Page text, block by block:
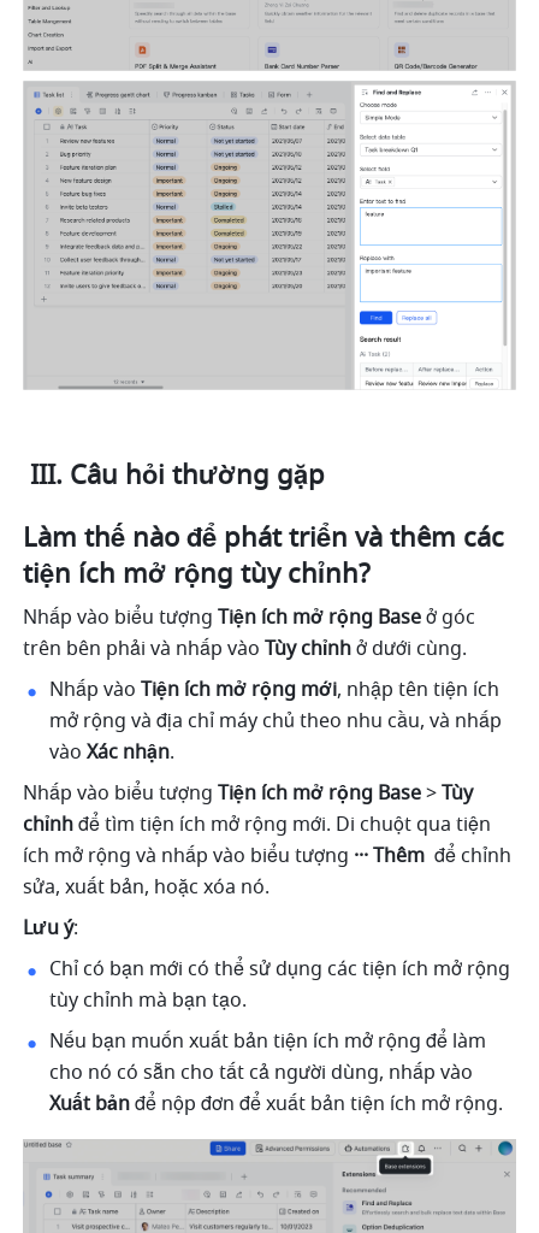
III. Câu hỏi thường gặp
Làm thế nào để phát triển và thêm các
tiện ích mở rộng tùy chỉnh?
Nhấp vào biểu tượng Tiện ích mở rộng Base ở góc
trên bên phải và nhấp vào Tùy chỉnh ở dưới cùng.
Nhấp vào Tiện ích mở rộng mới, nhập tên tiện ích
mở rộng và địa chỉ máy chủ theo nhu cầu, và nhấp
vào Xác nhận.
Nhấp vào biểu tượng Tiện ích mở rộng Base > Tùy
chỉnh để tìm tiện ích mở rộng mới. Di chuột qua tiện
ích mở rộng và nhấp vào biểu tượng ··· Thêm để chỉnh
sửa, xuất bản, hoặc xóa nó.
Lưu ý:
Chỉ có bạn mới có thể sử dụng các tiện ích mở rộng
tùy chỉnh mà bạn tạo.
Nếu bạn muốn xuất bản tiện ích mở rộng để làm
Xuất bản để nộp đơn để xuất bản tiện ích mở rộng.